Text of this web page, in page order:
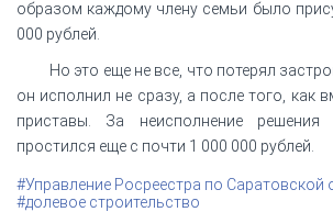
образом каждому члену семьи было
000 рублей.
Но это еще не все, что потерял
он исполнил не сразу, а после того, как
приставы. За неисполнение решения
простился еще с почти 1 000 000 рублей.
#Управление Росреестра по Саратовской
#долевое строительство